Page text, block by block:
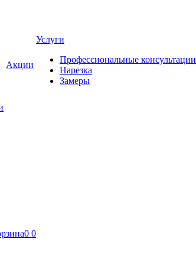
Акции
Услуги
Профессиональные консультации
Нарезка
Замеры
0 0